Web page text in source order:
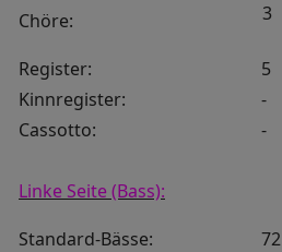
Chöre: 3
Register:
5
Kinnregister:
-
Cassotto:
-
Linke Seite (Bass):
Standard-Bässe:
72